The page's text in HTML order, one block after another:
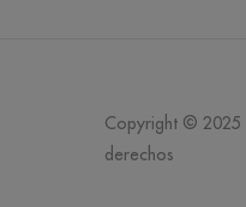
Copyright © 2025
derechos